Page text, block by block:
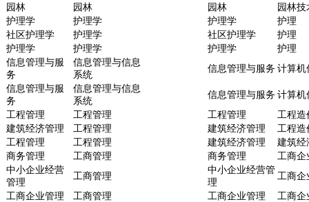
园林
园林 园林
园林技
护理学
护理学 护理学
护理
社区护理学
护理学 社区护理学
护理
护理学
护理学 护理学
护理
信息管理与服
务
信息管理与信息
系统
信息管理与服务 计算机
信息管理与服
务
信息管理与信息
系统
信息管理与服务 计算机
工程管理
工程管理 工程管理
工程造
建筑经济管理
工程管理 建筑经济管理
工程造
工程管理
工程管理 建筑经济管理
建筑经
商务管理
工商管理 商务管理
工商企
中小企业经营
管理
工商管理
中小企业经营管
理
工商企
工商企业管理
工商管理 工商企业管理
工商企